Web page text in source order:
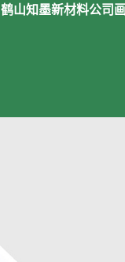
鹤山知墨新材料公司